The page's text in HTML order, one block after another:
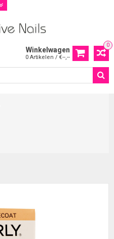
0
Winkelwagen
0 Artikelen / €--,--